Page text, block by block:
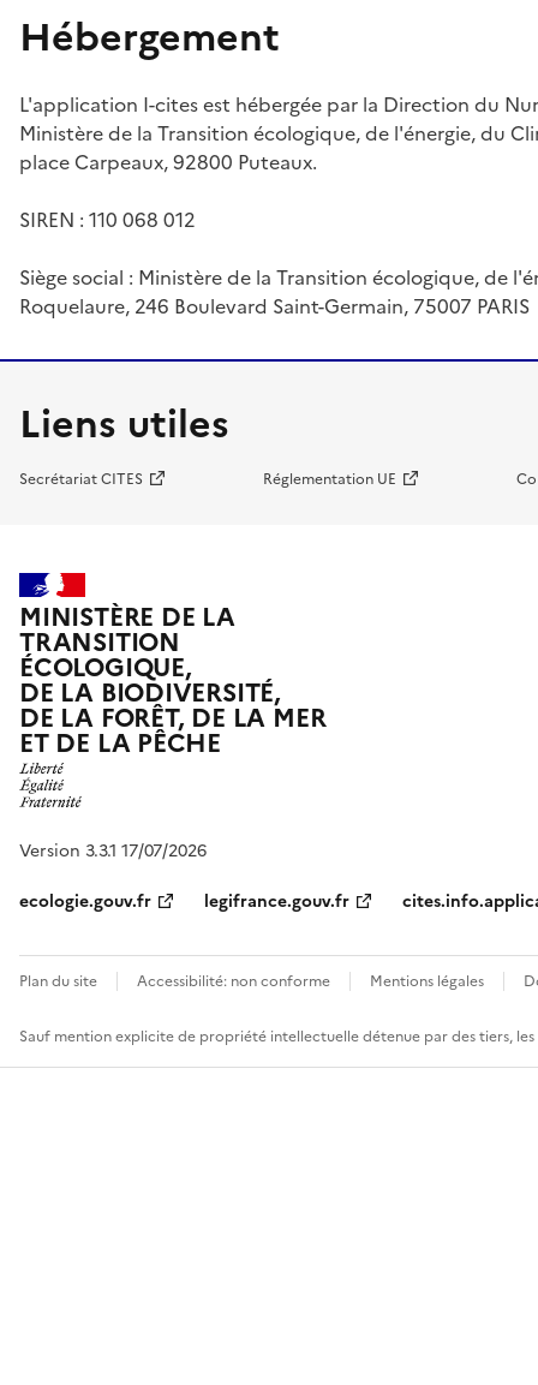
Hébergement
L'application I-cites est hébergée par la Direction du
Ministère de la Transition écologique, de l'énergie, du
place Carpeaux, 92800 Puteaux.
SIREN : 110 068 012
Siège social : Ministère de la Transition écologique, de
Roquelaure, 246 Boulevard Saint-Germain, 75007 PARIS
Liens utiles
Secrétariat CITES Réglementation UE
MINISTÈRE DE LA
TRANSITION
ÉCOLOGIQUE,
DE LA BIODIVERSITÉ,
DE LA FORÊT, DE LA MER
ET DE LA PÊCHE
Version 3.3.1 17/07/2026
ecologie.gouv.fr
legifrance.gouv.fr
Plan du site Accessibilité: non conforme Mentions légales
Sauf mention explicite de propriété intellectuelle détenue par des tiers,